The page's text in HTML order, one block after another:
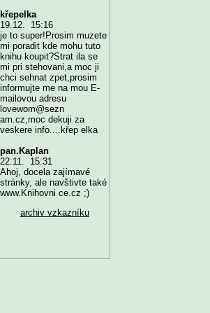
křepelka
19.12. 15:16
je to super!Prosim muzete
mi poradit kde mohu tuto
knihu koupit?Strat ila se
mi pri stehovani,a moc ji
chci sehnat zpet,prosim
informujte me na mou E-
mailovou adresu
lovewom@sezn
am.cz,moc dekuji za
veskere info....křep elka
pan.Kaplan
22.11. 15:31
Ahoj, docela zajímavé
stránky, ale navštivte také
www.Knihovni ce.cz ;)
archiv vzkazníku